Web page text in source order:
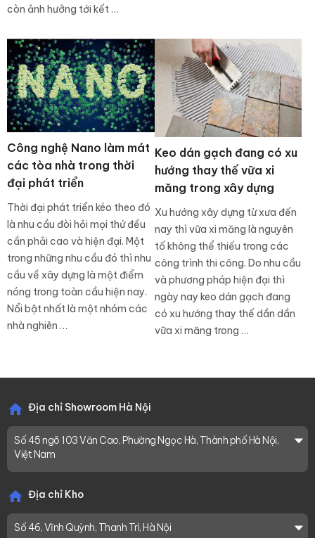
còn ảnh hưởng tới kết …
Công nghệ Nano làm mát
các tòa nhà trong thời
đại phát triển
Thời đại phát triển kéo theo đó
là nhu cầu đòi hỏi mọi thứ đều
cần phải cao và hiện đại. Một
trong những nhu cầu đó thì nhu
cầu về xây dựng là một điểm
nóng trong toàn cầu hiện nay.
Nổi bật nhất là một nhóm các
nhà nghiên …
Keo dán gạch đang có xu
hướng thay thế vữa xi
măng trong xây dựng
Xu hướng xây dựng từ xưa đến
nay thì vữa xi măng là nguyên
tố không thể thiếu trong các
công trình thi công. Do nhu cầu
và phương pháp hiện đại thì
ngày nay keo dán gạch đang
có xu hướng thay thế dần dần
vữa xi măng trong …
Địa chỉ Showroom Hà Nội
Số 45 ngõ 103 Văn Cao, Phường Ngọc Hà, Thành phố Hà Nội,
Việt Nam
Địa chỉ Kho
Số 46, Vĩnh Quỳnh, Thanh Trì, Hà Nội